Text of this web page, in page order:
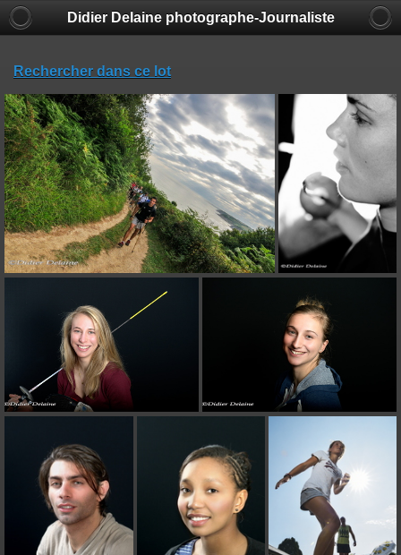
Didier Delaine photographe-Journaliste
Rechercher dans ce lot